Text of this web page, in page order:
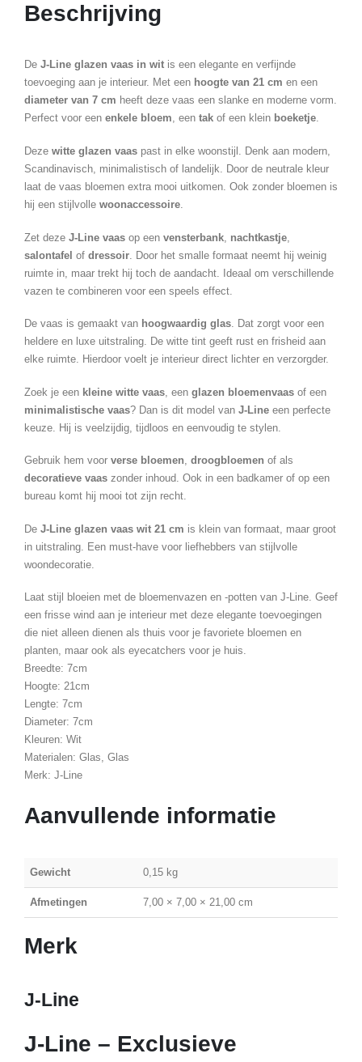
Beschrijving
De J-Line glazen vaas in wit is een elegante en verfijnde
toevoeging aan je interieur. Met een hoogte van 21 cm en een
diameter van 7 cm heeft deze vaas een slanke en moderne vorm.
Perfect voor een enkele bloem, een tak of een klein boeketje.
Deze witte glazen vaas past in elke woonstijl. Denk aan modern,
Scandinavisch, minimalistisch of landelijk. Door de neutrale kleur
laat de vaas bloemen extra mooi uitkomen. Ook zonder bloemen is
hij een stijlvolle woonaccessoire
Zet deze J-Line vaas op een vensterbank nachtkastje
salontafel of dressoir . Door het smalle formaat neemt hij weinig
ruimte in, maar trekt hij toch de aandacht. Ideaal om verschillende
vazen te combineren voor een speels effect.
De vaas is gemaakt van hoogwaardig glas. Dat zorgt voor een
heldere en luxe uitstraling. De witte tint geeft rust en frisheid aan
elke ruimte. Hierdoor voelt je interieur direct lichter en verzorgder.
Zoek je een kleine witte vaas , een glazen bloemenvaas of een
minimalistische vaas? Dan is dit model van J-Line een perfecte
keuze. Hij is veelzijdig, tijdloos en eenvoudig te stylen.
Gebruik hem voor verse bloemen, droogbloemen of als
decoratieve vaas zonder inhoud. Ook in een badkamer of op een
bureau komt hij mooi tot zijn recht.
De J-Line glazen vaas wit 21 cm is klein van formaat, maar groot
in uitstraling. Een must-have voor liefhebbers van stijlvolle
woondecoratie.
Laat stijl bloeien met de bloemenvazen en -potten van J-Line. Geef
een frisse wind aan je interieur met deze elegante toevoegingen
die niet alleen dienen als thuis voor je favoriete bloemen en
planten, maar ook als eyecatchers voor je huis.
Breedte: 7cm
Hoogte: 21cm
Lengte: 7cm
Diameter: 7cm
Kleuren: Wit
Materialen: Glas, Glas
Merk: J-Line
Aanvullende informatie
Gewicht 0,15 kg
Afmetingen 7,00 × 7,00 × 21,00 cm
Merk
J-Line
J-Line – Exclusieve